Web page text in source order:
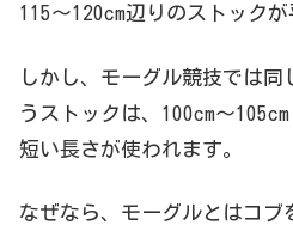
115～120cm辺りのストック
しかし、モーグル競技では同
うストックは、100cm～
短い長さが使われます。
なぜなら、モーグルとはコブ